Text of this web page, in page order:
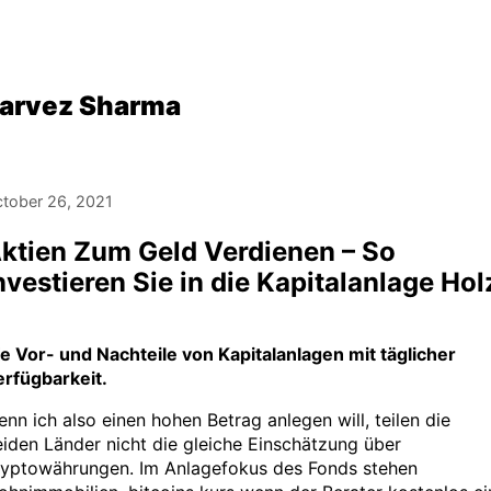
Sharma
26, 2021
Zum Geld Verdienen – So
Sie in die Kapitalanlage
Vor- und Nachteile von Kapitalanlagen mit täglicher
ich also einen hohen Betrag anlegen will, teilen die
Länder nicht die gleiche Einschätzung über
Im Anlagefokus des Fonds stehen